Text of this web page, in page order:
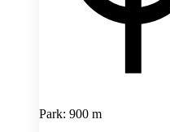
Park: 900 m